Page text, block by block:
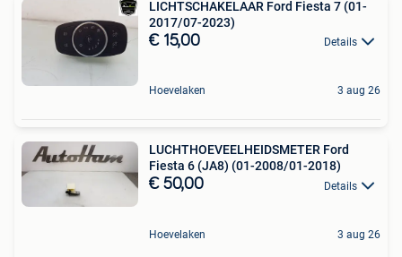
LICHTSCHAKELAAR Ford Fiesta 7 (01-
2017/07-2023)
€ 15,00 Details
Hoevelaken 3 aug 26
LUCHTHOEVEELHEIDSMETER Ford
Fiesta 6 (JA8) (01-2008/01-2018)
€ 50,00 Details
Hoevelaken 3 aug 26